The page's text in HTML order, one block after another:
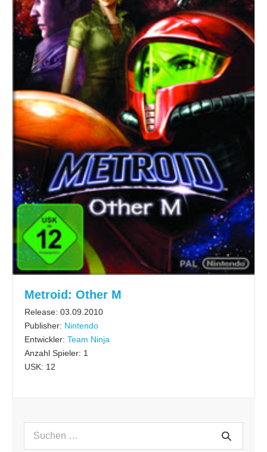
Metroid: Other M
Release: 03.09.2010
Publisher: Nintendo
Entwickler: Team Ninja
Anzahl Spieler: 1
USK: 12
Suchen
Suche